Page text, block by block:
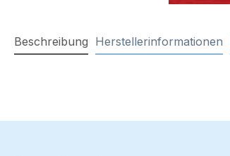
Beschreibung Herstellerinformationen